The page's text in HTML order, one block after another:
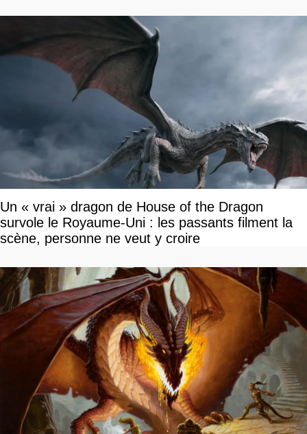
Un « vrai » dragon de House of the Dragon
survole le Royaume-Uni : les passants filment la
scène, personne ne veut y croire